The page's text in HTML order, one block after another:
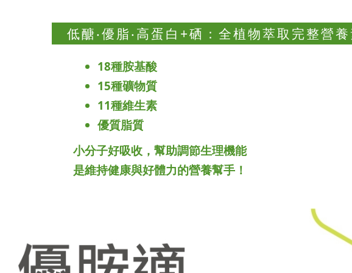
低醣‧優脂‧高蛋白+硒：全植物萃取完整營
18種胺基酸
15種礦物質
11種維生素
優質脂質
小分子好吸收，幫助調節生理機能
是維持健康與好體力的營養幫手！